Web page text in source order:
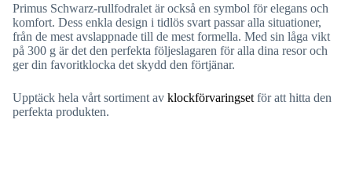
Primus Schwarz-rullfodralet är också en symbol för elegans och
komfort. Dess enkla design i tidlös svart passar alla situationer,
från de mest avslappnade till de mest formella. Med sin låga vikt
på 300 g är det den perfekta följeslagaren för alla dina resor och
ger din favoritklocka det skydd den förtjänar.
Upptäck hela vårt sortiment av klockförvaringset för att hitta den
perfekta produkten.